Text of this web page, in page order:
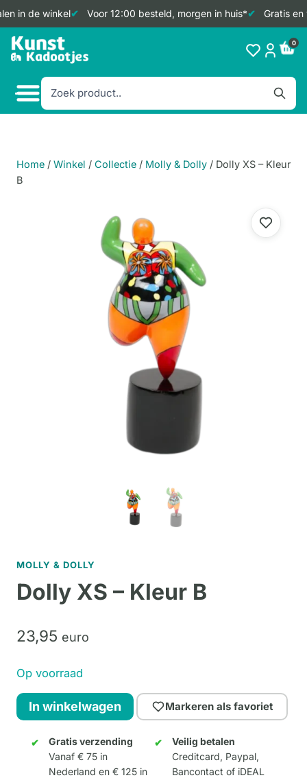
in de winkel Voor 12:00 besteld, morgen in huis* Gratis en
Doorgaan
naar
0
Home / Winkel / Collectie / Molly & Dolly / Dolly XS – Kleur
B
MOLLY & DOLLY
Dolly XS – Kleur B
23,95 euro
Op voorraad
Dolly
XS
In winkelwagen Markeren als favoriet
Gratis verzending
Vanaf € 75 in
Nederland en € 125 in
Veilig betalen
Creditcard, Paypal,
Bancontact of iDEAL